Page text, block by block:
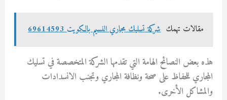
مقالات تهمك شركة تسليك مجاري النسيم بالكويت 69614593
هذه بعض النصائح الهامة التي تقدمها الشركة المتخصصة في تسليك
المجاري للحفاظ على صحة ونظافة المجاري وتجنب الانسدادات
والمشاكل الأخرى.